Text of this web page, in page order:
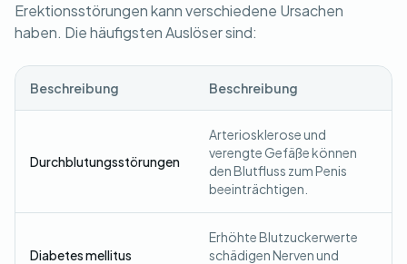
Erektionsstörungen kann verschiedene Ursachen
haben. Die häufigsten Auslöser sind:
Beschreibung Beschreibung
Durchblutungsstörungen
Arteriosklerose und
verengte Gefäße können
den Blutfluss zum Penis
beeinträchtigen.
Diabetes mellitus
Erhöhte Blutzuckerwerte
schädigen Nerven und